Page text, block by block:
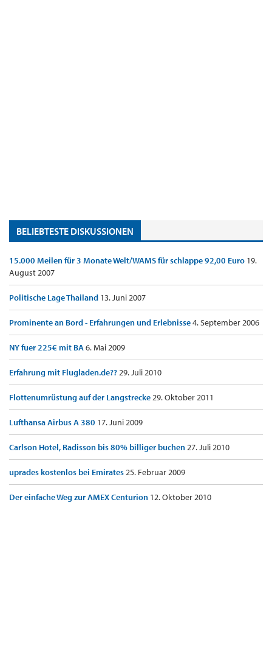
BELIEBTESTE DISKUSSIONEN
15.000 Meilen für 3 Monate Welt/WAMS für schlappe 92,00 Euro 19.
August 2007
Politische Lage Thailand 13. Juni 2007
Prominente an Bord - Erfahrungen und Erlebnisse4. September 2006
NY fuer 225€ mit BA6. Mai 2009
Erfahrung mit Flugladen.de??29. Juli 2010
Flottenumrüstung auf der Langstrecke29. Oktober 2011
Lufthansa Airbus A 380 17. Juni 2009
Carlson Hotel, Radisson bis 80% billiger buchen27. Juli 2010
uprades kostenlos bei Emirates25. Februar 2009
Der einfache Weg zur AMEX Centurion 12. Oktober 2010